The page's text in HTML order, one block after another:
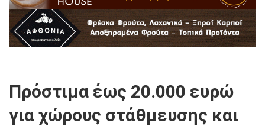
Πρόστιμα έως 20.000 ευρώ
για χώρους στάθμευσης και